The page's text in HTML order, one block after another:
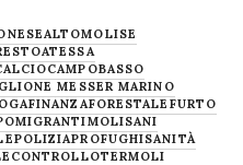
ALTOMOLISE
ATESSA
CAMPOBASSO
MESSER MARINO
FINANZAFORESTALE FURTO
MIGRANTIMOLISANI
POLIZIAPROFUGHISANITÀ
TERMOLI